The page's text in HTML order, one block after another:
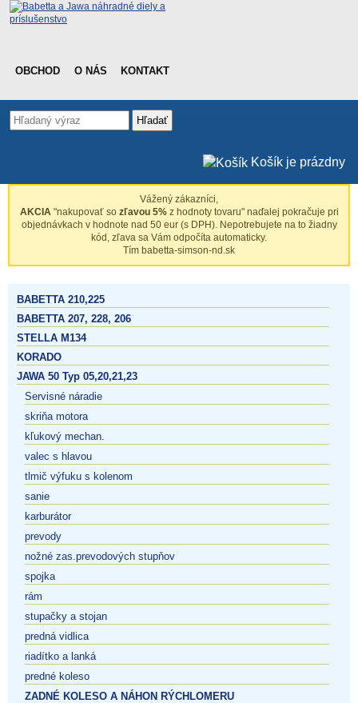
OBCHOD O NÁS KONTAKT
Hľadať
Košík je prázdny
Vážený zákazníci,
AKCIA"nakupovať so zľavou 5%z hodnoty tovaru" naďalej pokračuje pri
objednávkach v hodnote nad 50 eur (s DPH). Nepotrebujete na to žiadny
kód, zľava sa Vám odpočíta automaticky.
Tím babetta-simson-nd.sk
BABETTA 210,225
BABETTA 207, 228, 206
STELLA M134
KORADO
JAWA 50 Typ 05,20,21,23
Servisné náradie
skriňa motora
kľukový mechan.
valec s hlavou
tlmič výfuku s kolenom
sanie
karburátor
prevody
nožné zas.prevodových stupňov
spojka
rám
stupačky a stojan
predná vidlica
riadítko a lanká
predné koleso
ZADNÉ KOLESO A NÁHON RÝCHLOMERU